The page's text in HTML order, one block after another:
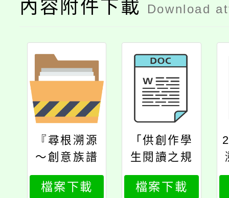
內容附件下載 Download
『尋根溯源
～創意族譜
設計比賽』
報名表
檔案下載
「供創作學
生閱讀之規
定」
檔案下載